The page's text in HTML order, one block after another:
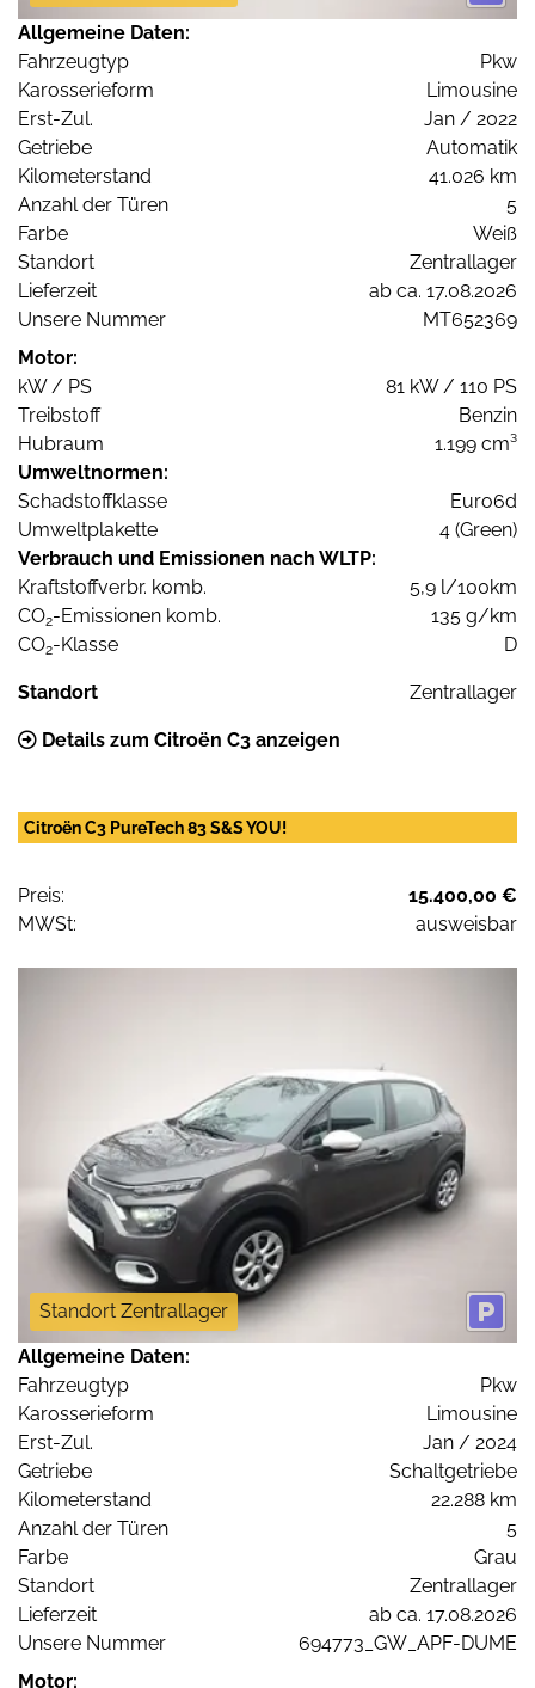
Allgemeine Daten:
Fahrzeugtyp
Pkw
Karosserieform
Limousine
Erst-Zul.
Jan / 2022
Getriebe
Automatik
Kilometerstand
41.026 km
Anzahl der Türen
5
Farbe
Weiß
Standort
Zentrallager
Lieferzeit
ab ca. 17.08.2026
Unsere Nummer
MT652369
Motor:
kW / PS
81 kW / 110 PS
Treibstoff
Benzin
Hubraum
1.199 cm³
Umweltnormen:
Schadstoffklasse
Euro6d
Umweltplakette
4 (Green)
Verbrauch und Emissionen nach WLTP:
Kraftstoffverbr. komb.
5,9 l/100km
CO2-Emissionen komb.
135 g/km
CO2-Klasse D
Standort Zentrallager
Details zum Citroën C3 anzeigen
Citroën C3 PureTech 83 S&S YOU!
Preis:
15.400,00 €
MWSt:
ausweisbar
Standort Zentrallager
Allgemeine Daten:
Fahrzeugtyp
Pkw
Karosserieform
Limousine
Erst-Zul.
Jan / 2024
Getriebe
Schaltgetriebe
Kilometerstand
22.288 km
Anzahl der Türen
5
Farbe
Grau
Standort
Zentrallager
Lieferzeit
ab ca. 17.08.2026
Unsere Nummer
694773_GW_APF-DUME
Motor: